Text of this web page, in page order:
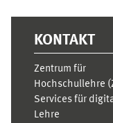
KONTAKT
Zentrum für
Hochschullehre
Services für
Lehre